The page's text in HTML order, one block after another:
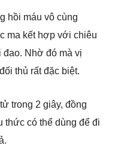
hồi máu vô cùng
ma kết hợp với chiêu
đao. Nhờ đó mà vị
thủ rất đặc biệt.
trong 2 giây, đồng
thức có thể dùng để đi